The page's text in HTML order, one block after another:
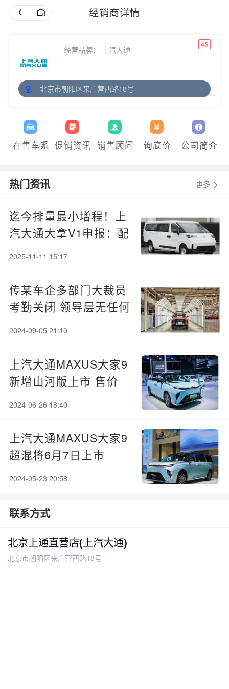
经销商详情
经营品牌： 上汽大通
北京市朝阳区来广营西路18号
在售车系 促销资讯 销售顾问 询底价 公司简介
热门资讯 更多
迄今排量最小增程！上
汽大通大拿V1申报：配
2025-11-11 15:17
传某车企多部门大裁员
考勤关闭 领导层无任何
2024-09-05 21:10
上汽大通MAXUS大家9
新增山河版上市 售价
2024-06-26 18:40
上汽大通MAXUS大家9
超混将6月7日上市
2024-05-23 20:58
联系方式
北京上通直营店(上汽大通)
北京市朝阳区来广营西路18号